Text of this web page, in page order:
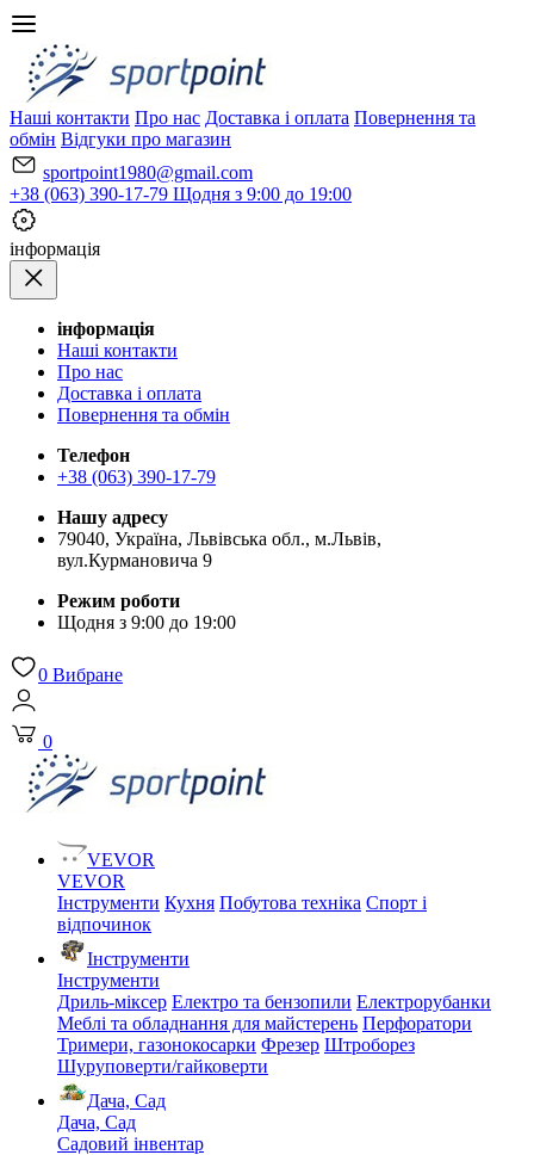
Наші контакти Про нас Доставка і оплата Повернення та
обмін Відгуки про магазин
sportpoint1980@gmail.com
+38 (063) 390-17-79 Щодня з 9:00 до 19:00
iнформація
iнформація
Наші контакти
Про нас
Доставка і оплата
Повернення та обмін
Телефон
+38 (063) 390-17-79
Нашу адресу
79040, Україна, Львівська обл., м.Львів,
вул.Курмановича 9
Режим роботи
Щодня з 9:00 до 19:00
0 Вибране
0
VEVOR
VEVOR
Інструменти Кухня Побутова техніка Спорт і
відпочинок
Інструменти
Інструменти
Дриль-міксер Електро та бензопили Електрорубанки
Меблі та обладнання для майстерень Перфоратори
Тримери, газонокосарки Фрезер Штроборез
Шуруповерти/гайковерти
Дача, Сад
Дача, Сад
Садовий інвентар